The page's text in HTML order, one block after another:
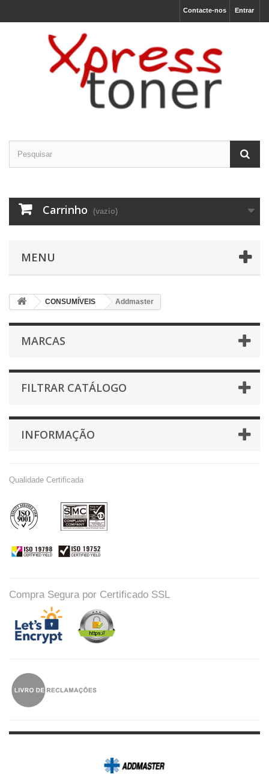
O nosso site usa cookies
Utilizamos cookies e outras tecnologias de
medição para melhorar a sua experiência de
navegação no nosso site, de forma a
direcionados, analisar o tráfego do site e
entender de onde vêm os visitantes.
Eu recuso
Alterar as minhas preferências
Entrar
Contacte-nos
Carrinho (vazio)
MENU
CONSUMÍVEIS Addmaster
MARCAS
FILTRAR CATÁLOGO
INFORMAÇÃO
Qualidade Certificada
Compra Segura por Certificado SSL